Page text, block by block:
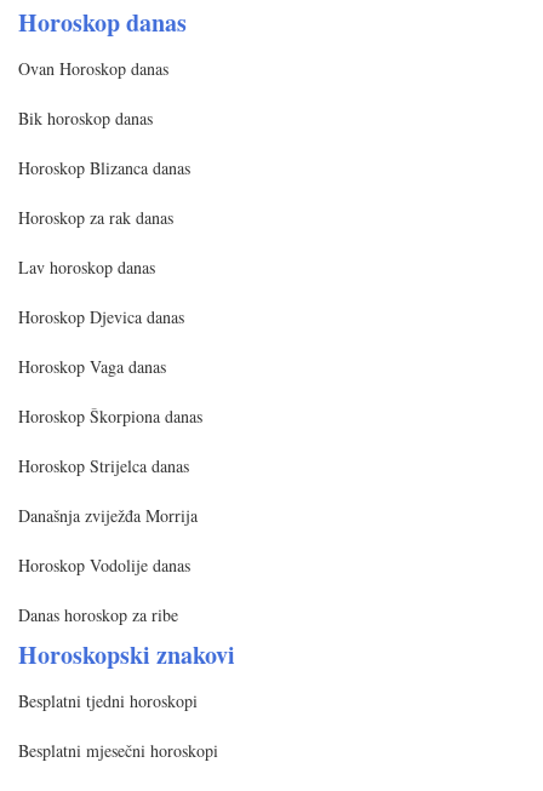
Horoskop danas
Ovan Horoskop danas
Bik horoskop danas
Horoskop Blizanca danas
Horoskop za rak danas
Lav horoskop danas
Horoskop Djevica danas
Horoskop Vaga danas
Horoskop Škorpiona danas
Horoskop Strijelca danas
Današnja zviježđa Morrija
Horoskop Vodolije danas
Danas horoskop za ribe
Horoskopski znakovi
Besplatni tjedni horoskopi
Besplatni mjesečni horoskopi